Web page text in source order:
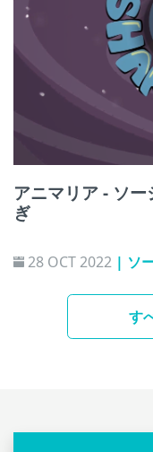
アニマリア - ソ
ぎ
28 OCT 2022 | ソ
す